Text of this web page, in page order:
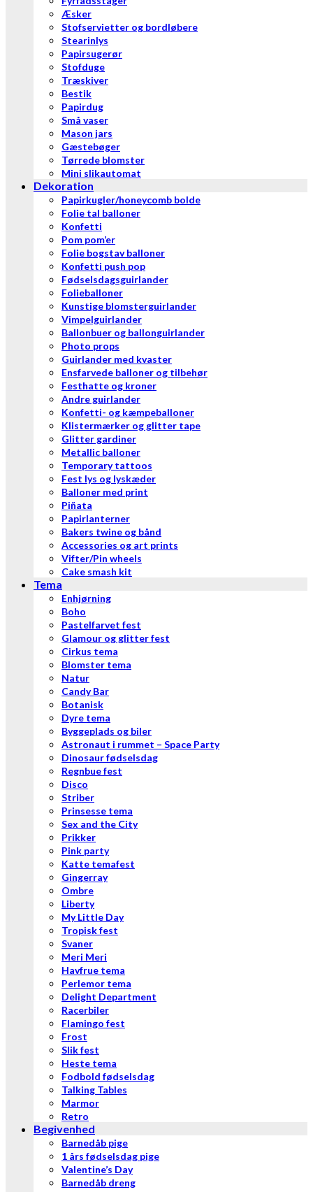
Æsker
Stofservietter og bordløbere
Stearinlys
Papirsugerør
Stofduge
Træskiver
Bestik
Papirdug
Små vaser
Mason jars
Gæstebøger
Tørrede blomster
Mini slikautomat
Dekoration
Papirkugler/honeycomb bolde
Folie tal balloner
Konfetti
Pom pom’er
Folie bogstav balloner
Konfetti push pop
Fødselsdagsguirlander
Folieballoner
Kunstige blomsterguirlander
Vimpelguirlander
Ballonbuer og ballonguirlander
Photo props
Guirlander med kvaster
Ensfarvede balloner og tilbehør
Festhatte og kroner
Andre guirlander
Konfetti- og kæmpeballoner
Klistermærker og glitter tape
Glitter gardiner
Metallic balloner
Temporary tattoos
Fest lys og lyskæder
Balloner med print
Piñata
Papirlanterner
Bakers twine og bånd
Accessories og art prints
Vifter/Pin wheels
Cake smash kit
Tema
Enhjørning
Boho
Pastelfarvet fest
Glamour og glitter fest
Cirkus tema
Blomster tema
Natur
Candy Bar
Botanisk
Dyre tema
Byggeplads og biler
Astronaut i rummet – Space Party
Dinosaur fødselsdag
Regnbue fest
Disco
Striber
Prinsesse tema
Sex and the City
Prikker
Pink party
Katte temafest
Gingerray
Ombre
Liberty
My Little Day
Tropisk fest
Svaner
Meri Meri
Havfrue tema
Perlemor tema
Delight Department
Racerbiler
Flamingo fest
Frost
Slik fest
Heste tema
Fodbold fødselsdag
Talking Tables
Marmor
Retro
Begivenhed
Barnedåb pige
1 års fødselsdag pige
Valentine’s Day
Barnedåb dreng